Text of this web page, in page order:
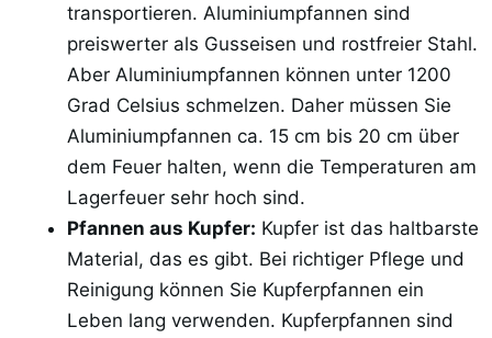
transportieren. Aluminiumpfannen sind
preiswerter als Gusseisen und rostfreier Stahl.
Aber Aluminiumpfannen können unter 1200
Grad Celsius schmelzen. Daher müssen Sie
Aluminiumpfannen ca. 15 cm bis 20 cm über
dem Feuer halten, wenn die Temperaturen am
Lagerfeuer sehr hoch sind.
Pfannen aus Kupfer: Kupfer ist das haltbarste
Material, das es gibt. Bei richtiger Pflege und
Reinigung können Sie Kupferpfannen ein
Leben lang verwenden. Kupferpfannen sind